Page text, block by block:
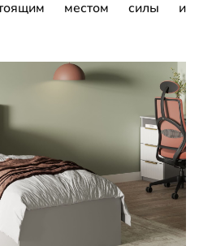
местом силы и